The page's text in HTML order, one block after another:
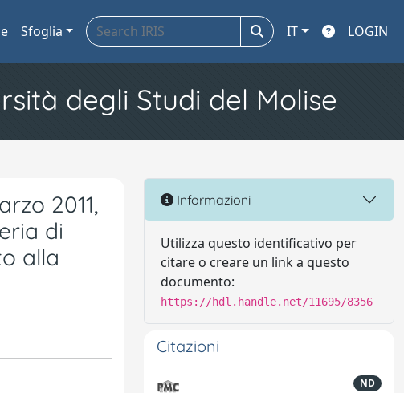
Sfoglia IT LOGIN
degli Studi del Molise
2011,
di
alla
Informazioni
Utilizza questo identificativo per
citare o creare un link a questo
documento:
https://hdl.handle.net/11695/8356
Citazioni
ND